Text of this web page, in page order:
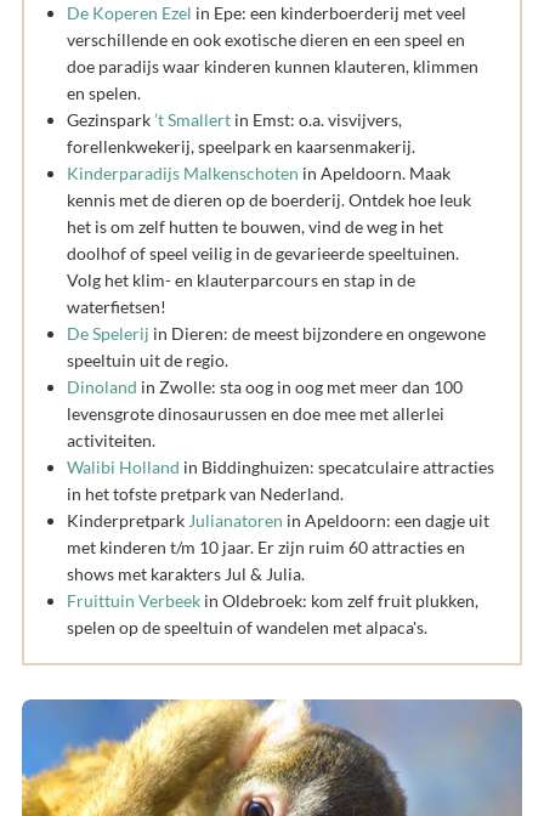
De Koperen Ezel in Epe: een kinderboerderij met veel
verschillende en ook exotische dieren en een speel en
doe paradijs waar kinderen kunnen klauteren, klimmen
en spelen.
Gezinspark’t Smallert in Emst: o.a. visvijvers,
forellenkwekerij, speelpark en kaarsenmakerij.
Kinderparadijs Malkenschoten in Apeldoorn. Maak
kennis met de dieren op de boerderij. Ontdek hoe leuk
het is om zelf hutten te bouwen, vind de weg in het
doolhof of speel veilig in de gevarieerde speeltuinen.
Volg het klim- en klauterparcours en stap in de
waterfietsen!
De Spelerij in Dieren: de meest bijzondere en ongewone
speeltuin uit de regio.
Dinoland in Zwolle: sta oog in oog met meer dan 100
levensgrote dinosaurussen en doe mee met allerlei
activiteiten.
Walibi Holland in Biddinghuizen: specatculaire attracties
in het tofste pretpark van Nederland.
Kinderpretpark Julianatoren in Apeldoorn: een dagje uit
met kinderen t/m 10 jaar. Er zijn ruim 60 attracties en
shows met karakters Jul & Julia.
Fruittuin Verbeek in Oldebroek: kom zelf fruit plukken,
spelen op de speeltuin of wandelen met alpaca's.